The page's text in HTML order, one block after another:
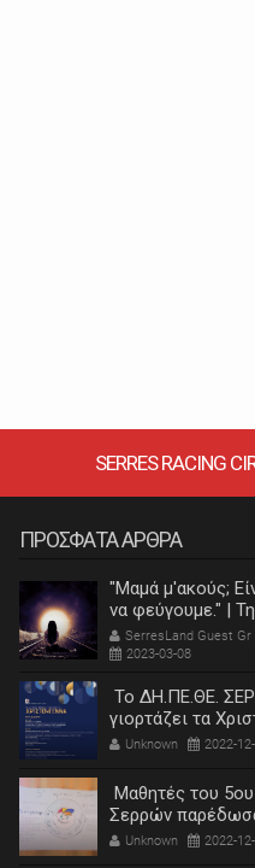
SERRES RACING
ΠΡΟΣΦΑΤΑ ΑΡΘΡΑ
"Μαμά μ'ακούς;
να φεύγουμε." |
Κατερίνας Λεβαντή
SerresLand Guest Gr
2023-03-08
Το ΔΗ.ΠΕ.ΘΕ.
γιορτάζει τα
Unknown 2022-
Μαθητές του
Σερρών
πρώτης ανάγκης
Unknown 2022-